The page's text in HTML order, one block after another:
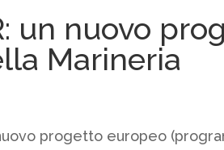
un nuovo
Marineria
progetto europeo